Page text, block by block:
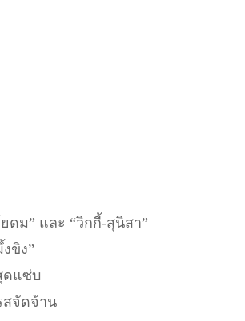
ดม” และ “วิกกี้-สุนิสา”
ขิง”
ดแซ่บ
สจัดจ้าน